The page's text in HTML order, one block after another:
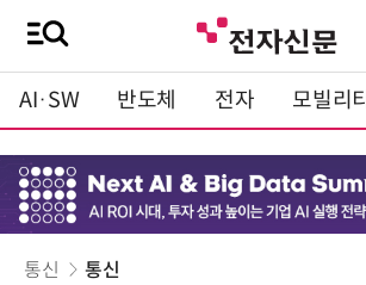
AI·SW 반도체 전자 모빌리티
통신 통신